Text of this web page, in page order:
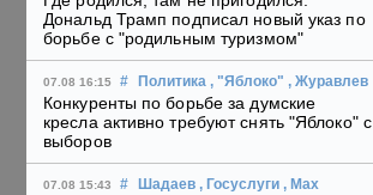
Дональд Трамп подписал новый указ по
борьбе с "родильным туризмом"
07.08 16:15 # Политика , "Яблоко" , Журавлев
Конкуренты по борьбе за думские
кресла активно требуют снять "Яблоко" с
выборов
07.08 15:43 # Шадаев , Госуслуги , Max